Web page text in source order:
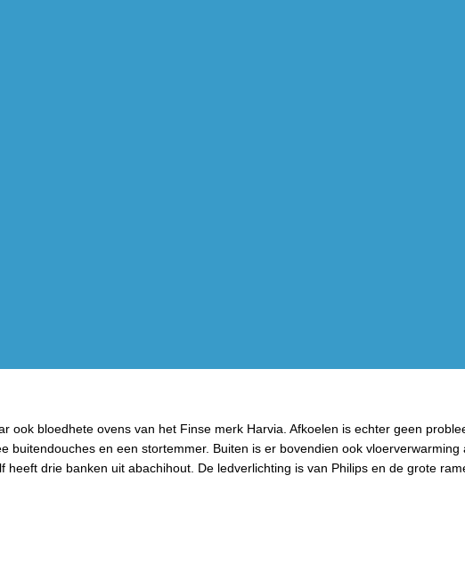
ook bloedhete ovens van het Finse merk Harvia. Afkoelen is echter geen
buitendouches en een stortemmer. Buiten is er bovendien ook vloerverwarming
heeft drie banken uit abachihout. De ledverlichting is van Philips en de grote